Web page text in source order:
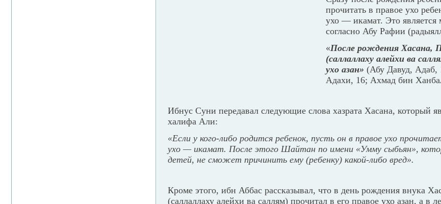
прочитать в правое ухо
ухо — икамат. Это является
согласно Абу Рафии
«После рождения Хасана,
(саллаллаху алейхи ва
ухо азан» (Абу Давуд, Адаб,
Адахи, 16; Ахмад бин
Ибнус Суни передавал следующие слова хазрата Хасана, который
халифа Али:
«Если у кого-либо родится ребенок, пусть он в правое ухо
ухо — икамат. После этого Шайтан по имени «Умму сыбьян»,
детей, не сможет причинить ему (ребенку) какой-либо вред».
Кроме этого, ибн Аббас рассказывал, что в день рождения внука
(саллаллаху алейхи ва саллям) прочитал в его правое ухо азан, а в